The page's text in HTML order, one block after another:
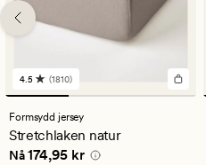
1810
anmeldelser
med
en
gjennomsnittlig
vurdering
4.5 (1810)
Formsydd jersey
Stretchlaken natur
Nåværende pris
Nå174,95 kr